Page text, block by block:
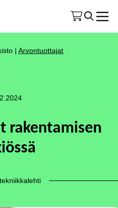
| Arvontuottajat
rakentamisen